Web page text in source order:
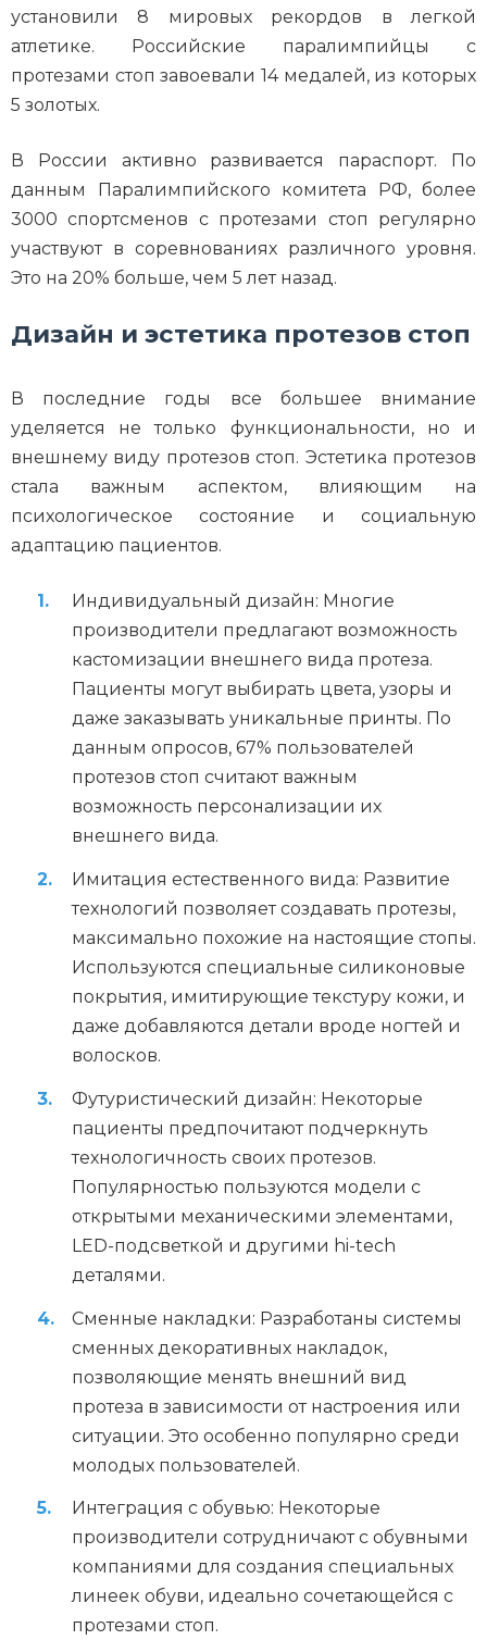
установили 8 мировых рекордов в легкой
атлетике. Российские паралимпийцы с
протезами стоп завоевали 14 медалей, из которых
5 золотых.
В России активно развивается параспорт. По
данным Паралимпийского комитета РФ, более
3000 спортсменов с протезами стоп регулярно
участвуют в соревнованиях различного уровня.
Это на 20% больше, чем 5 лет назад.
Дизайн и эстетика протезов стоп
В последние годы все большее внимание
уделяется не только функциональности, но и
внешнему виду протезов стоп. Эстетика протезов
стала важным аспектом, влияющим на
психологическое состояние и социальную
адаптацию пациентов.
Индивидуальный дизайн: Многие
производители предлагают возможность
кастомизации внешнего вида протеза.
Пациенты могут выбирать цвета, узоры и
даже заказывать уникальные принты. По
данным опросов, 67% пользователей
протезов стоп считают важным
возможность персонализации их
внешнего вида.
Имитация естественного вида: Развитие
технологий позволяет создавать протезы,
максимально похожие на настоящие стопы.
Используются специальные силиконовые
покрытия, имитирующие текстуру кожи, и
даже добавляются детали вроде ногтей и
волосков.
Футуристический дизайн: Некоторые
пациенты предпочитают подчеркнуть
технологичность своих протезов.
Популярностью пользуются модели с
открытыми механическими элементами,
LED-подсветкой и другими hi-tech
деталями.
Сменные накладки: Разработаны системы
сменных декоративных накладок,
позволяющие менять внешний вид
протеза в зависимости от настроения или
ситуации. Это особенно популярно среди
молодых пользователей.
Интеграция с обувью: Некоторые
производители сотрудничают с обувными
компаниями для создания специальных
линеек обуви, идеально сочетающейся с
протезами стоп.